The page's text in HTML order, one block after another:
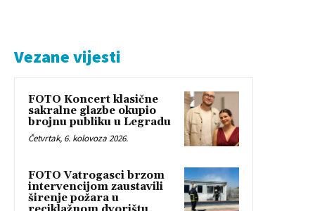
Vezane vijesti
FOTO Koncert klasične
sakralne glazbe okupio
brojnu publiku u Legradu
Četvrtak, 6. kolovoza 2026.
FOTO Vatrogasci brzom
intervencijom zaustavili
širenje požara u